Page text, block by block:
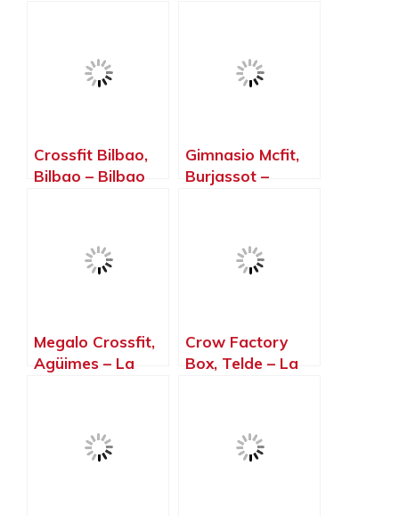
Crossfit Bilbao,
Bilbao – Bilbao
Gimnasio Mcfit,
Burjassot –
Megalo Crossfit,
Agüimes – La
Crow Factory
Box, Telde – La